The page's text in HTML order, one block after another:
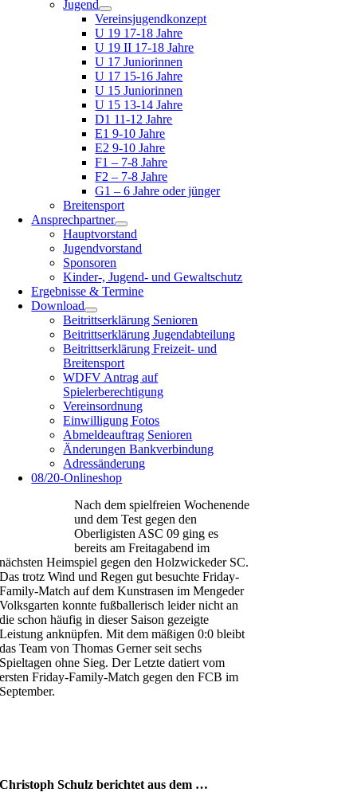
Jugend
Vereinsjugendkonzept
U 19 17-18 Jahre
U 19 II 17-18 Jahre
U 17 Juniorinnen
U 17 15-16 Jahre
U 15 Juniorinnen
U 15 13-14 Jahre
D1 11-12 Jahre
E1 9-10 Jahre
E2 9-10 Jahre
F1 – 7-8 Jahre
F2 – 7-8 Jahre
G1 – 6 Jahre oder jünger
Breitensport
Ansprechpartner
Hauptvorstand
Jugendvorstand
Sponsoren
Kinder-, Jugend- und Gewaltschutz
Ergebnisse & Termine
Download
Beitrittserklärung Senioren
Beitrittserklärung Jugendabteilung
Beitrittserklärung Freizeit- und
Breitensport
WDFV Antrag auf
Spielerberechtigung
Vereinsordnung
Einwilligung Fotos
Abmeldeauftrag Senioren
Änderungen Bankverbindung
Adressänderung
08/20-Onlineshop
Nach dem spielfreien Wochenende
und dem Test gegen den
Oberligisten ASC 09 ging es
bereits am Freitagabend im
nächsten Heimspiel gegen den Holzwickeder SC.
Das trotz Wind und Regen gut besuchte Friday-
Family-Match auf dem Kunstrasen im Mengeder
Volksgarten konnte fußballerisch leider nicht an
die schon häufig in dieser Saison gezeigte
Leistung anknüpfen. Mit dem mäßigen 0:0 bleibt
das Team von Thomas Gerner seit sechs
Spieltagen ohne Sieg. Der Letzte datiert vom
ersten Friday-Family-Match gegen den FCB im
September.
Christoph Schulz berichtet aus dem …